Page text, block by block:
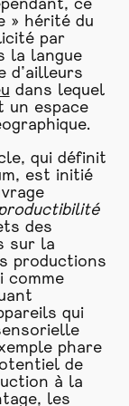
ce
» hérité du
par
la langue
d’ailleurs
dans lequel
un espace
qui définit
est initié
des
sur la
productions
comme
qui
phare
de
à la
les